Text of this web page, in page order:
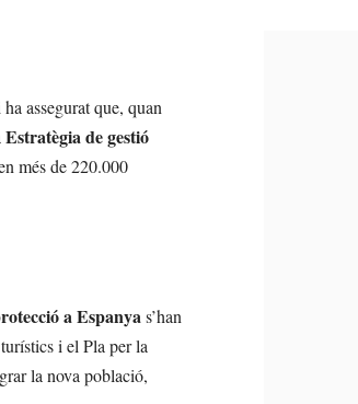
assegurat que, quan
Estratègia de gestió
més de 220.000
a Espanyas’han
i el Pla per la
la nova població,